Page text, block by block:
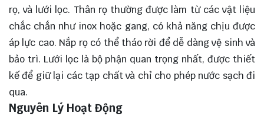
rọ, và lưới lọc. Thân rọ thường được làm từ các vật liệu
chắc chắn như inox hoặc gang, có khả năng chịu được
áp lực cao. Nắp rọ có thể tháo rời để dễ dàng vệ sinh và
bảo trì. Lưới lọc là bộ phận quan trọng nhất, được thiết
kế để giữ lại các tạp chất và chỉ cho phép nước sạch đi
qua.
Nguyên Lý Hoạt Động